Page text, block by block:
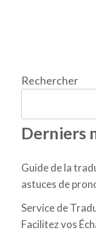
Rechercher
Derniers
Guide de la
astuces de
Service de
Facilitez vos